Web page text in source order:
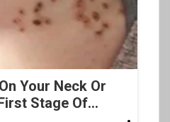
Your Neck Or
Stage Of...